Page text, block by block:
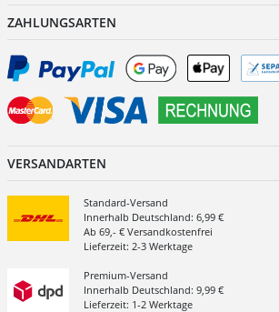
ZAHLUNGSARTEN
VERSANDARTEN
Standard-Versand
Innerhalb Deutschland: 6,99 €
Ab 69,- € Versandkostenfrei
Lieferzeit: 2-3 Werktage
Premium-Versand
Innerhalb Deutschland: 9,99 €
Lieferzeit: 1-2 Werktage